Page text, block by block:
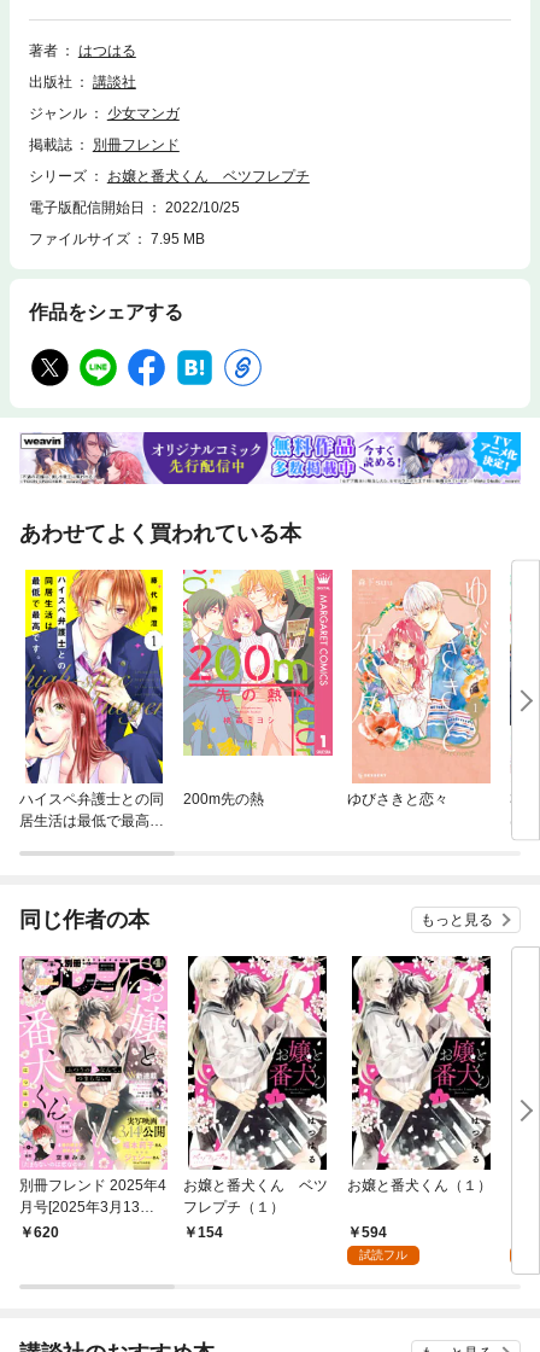
著者
はつはる
出版社
講談社
ジャンル
少女マンガ
掲載誌
別冊フレンド
シリーズ
お嬢と番犬くん ベツフレプチ
電子版配信開始日
2022/10/25
ファイルサイズ
7.95 MB
作品をシェアする
あわせてよく買われている本
ハイスペ弁護士との同
居生活は最低で最高で
200m先の熱 ゆびさきと恋々
30
は
さ
同じ作者の本 もっと見る
別冊フレンド 2025年4
月号[2025年3月13日
発売]
620
お嬢と番犬くん ベツ
フレプチ（１）
154
お嬢と番犬くん（１）
594
試読フル
ック